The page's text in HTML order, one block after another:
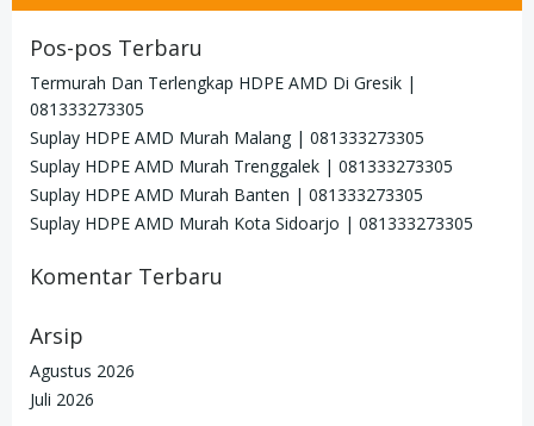
Pos-pos Terbaru
Termurah Dan Terlengkap HDPE AMD Di Gresik |
081333273305
Suplay HDPE AMD Murah Malang | 081333273305
Suplay HDPE AMD Murah Trenggalek | 081333273305
Suplay HDPE AMD Murah Banten | 081333273305
Suplay HDPE AMD Murah Kota Sidoarjo | 081333273305
Komentar Terbaru
Arsip
Agustus 2026
Juli 2026